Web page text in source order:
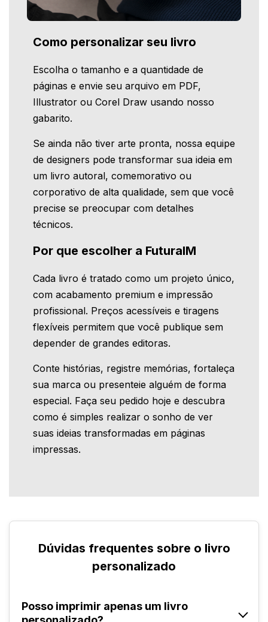
Como personalizar seu livro
Escolha o tamanho e a quantidade de
páginas e envie seu arquivo em PDF,
Illustrator ou Corel Draw usando nosso
gabarito.
Se ainda não tiver arte pronta, nossa equipe
de designers pode transformar sua ideia em
um livro autoral, comemorativo ou
corporativo de alta qualidade, sem que você
precise se preocupar com detalhes
técnicos.
Por que escolher a FuturaIM
Cada livro é tratado como um projeto único,
com acabamento premium e impressão
profissional. Preços acessíveis e tiragens
flexíveis permitem que você publique sem
depender de grandes editoras.
Conte histórias, registre memórias, fortaleça
sua marca ou presenteie alguém de forma
especial. Faça seu pedido hoje e descubra
como é simples realizar o sonho de ver
suas ideias transformadas em páginas
impressas.
Dúvidas frequentes sobre o livro
personalizado
Posso imprimir apenas um livro